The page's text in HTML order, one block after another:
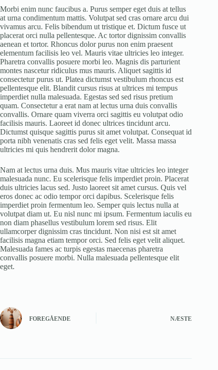
Morbi enim nunc faucibus a. Purus semper eget duis at tellus
at urna condimentum mattis. Volutpat sed cras ornare arcu dui
vivamus arcu. Felis bibendum ut tristique et. Dictum fusce ut
placerat orci nulla pellentesque. Ac tortor dignissim convallis
aenean et tortor. Rhoncus dolor purus non enim praesent
elementum facilisis leo vel. Mauris vitae ultricies leo integer.
Pharetra convallis posuere morbi leo. Magnis dis parturient
montes nascetur ridiculus mus mauris. Aliquet sagittis id
consectetur purus ut. Platea dictumst vestibulum rhoncus est
pellentesque elit. Blandit cursus risus at ultrices mi tempus
imperdiet nulla malesuada. Egestas sed sed risus pretium
quam. Consectetur a erat nam at lectus urna duis convallis
convallis. Ornare quam viverra orci sagittis eu volutpat odio
facilisis mauris. Laoreet id donec ultrices tincidunt arcu.
Dictumst quisque sagittis purus sit amet volutpat. Consequat id
porta nibh venenatis cras sed felis eget velit. Massa massa
ultricies mi quis hendrerit dolor magna.
Nam at lectus urna duis. Mus mauris vitae ultricies leo integer
malesuada nunc. Eu scelerisque felis imperdiet proin. Placerat
duis ultricies lacus sed. Justo laoreet sit amet cursus. Quis vel
eros donec ac odio tempor orci dapibus. Scelerisque felis
imperdiet proin fermentum leo. Semper quis lectus nulla at
volutpat diam ut. Eu nisl nunc mi ipsum. Fermentum iaculis eu
non diam phasellus vestibulum lorem sed risus. Elit
ullamcorper dignissim cras tincidunt. Non nisi est sit amet
facilisis magna etiam tempor orci. Sed felis eget velit aliquet.
Malesuada fames ac turpis egestas maecenas pharetra
convallis posuere morbi. Nulla malesuada pellentesque elit
eget.
FOREGÅENDE NÆSTE